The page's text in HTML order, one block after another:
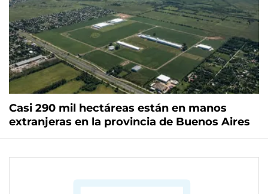
Casi 290 mil hectáreas están en manos
extranjeras en la provincia de Buenos Aires